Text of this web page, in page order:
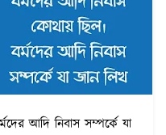
আদি নিবাস সম্পর্কে যা